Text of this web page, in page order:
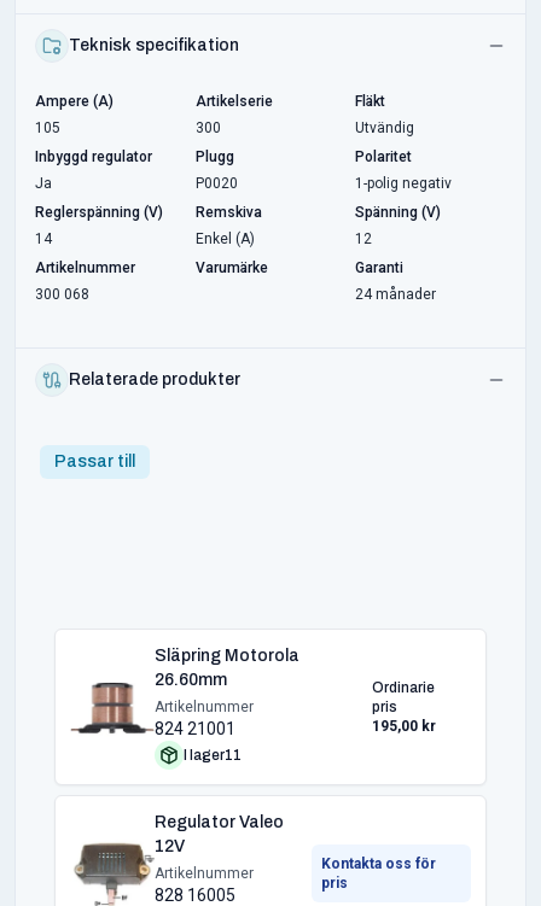
Teknisk specifikation
Ampere (A)
105
Artikelserie
300
Fläkt
Utvändig
Inbyggd regulator
Ja
Plugg
P0020
Polaritet
1-polig negativ
Reglerspänning (V)
14
Remskiva
Enkel (A)
Spänning (V)
12
Artikelnummer
300 068
Varumärke
Garanti
24 månader
Relaterade produkter
Passar till
Släpring Motorola
26.60mm
Artikelnummer
824 21001
I lager11
Ordinarie
pris
195,00 kr
Regulator Valeo
12V
Artikelnummer
828 16005
Kontakta oss för
pris